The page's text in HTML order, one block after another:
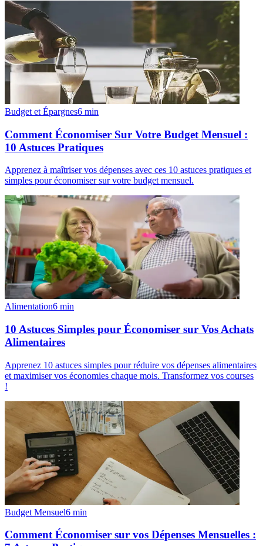
Budget et Épargnes6 min
Comment Économiser Sur Votre Budget Mensuel :
10 Astuces Pratiques
Apprenez à maîtriser vos dépenses avec ces 10 astuces pratiques et
simples pour économiser sur votre budget mensuel.
Alimentation6 min
10 Astuces Simples pour Économiser sur Vos Achats
Alimentaires
Apprenez 10 astuces simples pour réduire vos dépenses alimentaires
et maximiser vos économies chaque mois. Transformez vos courses
!
Budget Mensuel6 min
Comment Économiser sur vos Dépenses Mensuelles :